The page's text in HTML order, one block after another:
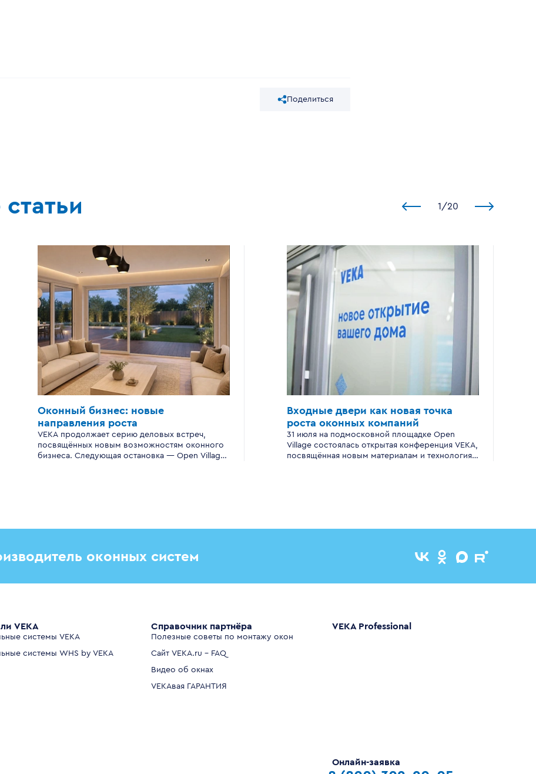
Поделиться
1 /20
Оконный бизнес: новые
направления роста
VEKA продолжает серию деловых встреч,
посвящённых новым возможностям оконного
бизнеса. Следующая остановка — Open Village
Входные двери как новая точка
роста оконных компаний
31 июля на подмосковной площадке Open
Village состоялась открытая конференция VEKA,
посвящённая новым материалам и технологиям
оконных систем
VEKA
системы VEKA
системы WHS by VEKA
Справочник партнёра
Полезные советы по монтажу окон
Сайт VEKA.ru - FAQ
Видео об окнах
VEKAвая ГАРАНТИЯ
VEKA Professional
Онлайн-заявка